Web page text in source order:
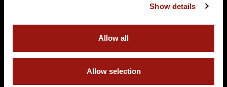
Show details
Allow all
Allow selection
99,90 €
Tickets kaufen